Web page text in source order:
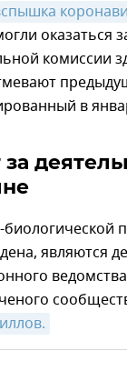
оказаться
комиссии
в
являются